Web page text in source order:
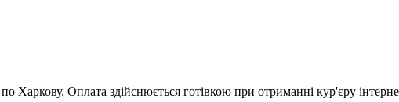
Харкову. Оплата здійснюється готівкою при отриманні кур'єру